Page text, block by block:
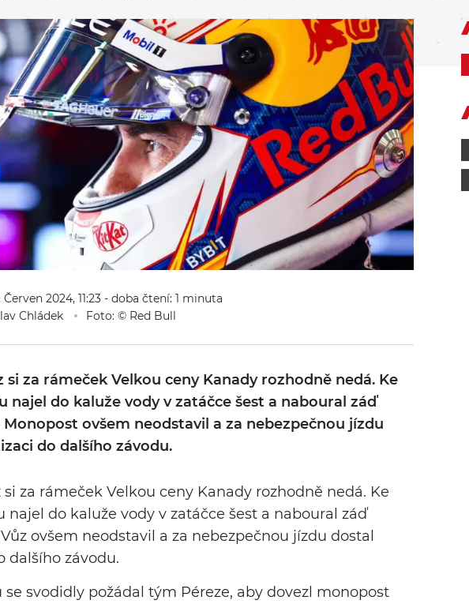
Červen 2024, 11:23 - doba čtení: 1 minuta
Chládek
Foto: © Red Bull
si za rámeček Velkou ceny Kanady rozhodně nedá. Ke
najel do kaluže vody v zatáčce šest a naboural záď
ovšem neodstavil a za nebezpečnou jízdu
do dalšího závodu.
si za rámeček Velkou ceny Kanady rozhodně nedá. Ke
najel do kaluže vody v zatáčce šest a naboural záď
ovšem neodstavil a za nebezpečnou jízdu dostal
dalšího závodu.
se svodidly požádal tým Péreze, aby dovezl monopost